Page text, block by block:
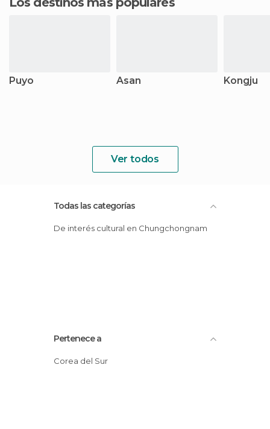
Puyo Asan Kongju
Ver todos
Todas las categorías
De interés cultural en Chungchongnam
Pertenece a
Corea del Sur